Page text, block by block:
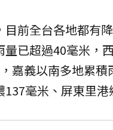
目前全台各地都有
量已超過40毫米，
嘉義以南多地累
137毫米、屏東里